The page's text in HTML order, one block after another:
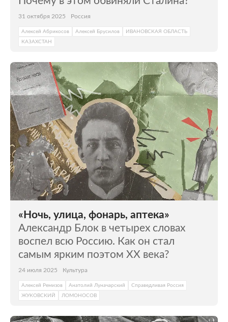
31 октября 2025 Россия
Алексей Абрикосов Алексей Брусилов
ИВАНОВСКАЯ ОБЛАСТЬ
КАЗАХСТАН
«Ночь, улица, фонарь, аптека»
Александр Блок в четырех словах
воспел всю Россию. Как он стал
самым ярким поэтом XX века?
24 июля 2025 Культура
Алексей Ремизов Анатолий Луначарский
Справедливая Россия
ЖУКОВСКИЙ
ЛОМОНОСОВ